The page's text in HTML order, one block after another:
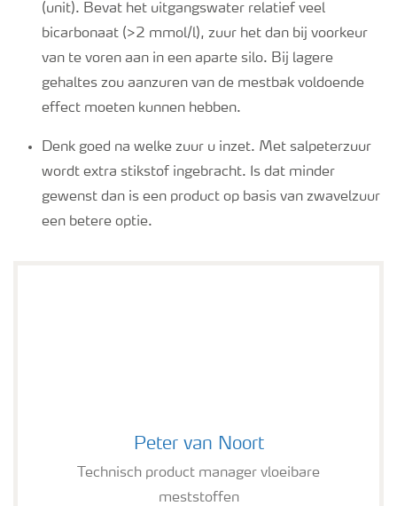
(unit). Bevat het uitgangswater relatief veel
bicarbonaat (>2 mmol/l), zuur het dan bij voorkeur
van te voren aan in een aparte silo. Bij lagere
gehaltes zou aanzuren van de mestbak voldoende
effect moeten kunnen hebben.
Denk goed na welke zuur u inzet. Met salpeterzuur
wordt extra stikstof ingebracht. Is dat minder
gewenst dan is een product op basis van zwavelzuur
een betere optie.
Peter van Noort
Technisch product manager vloeibare
meststoffen